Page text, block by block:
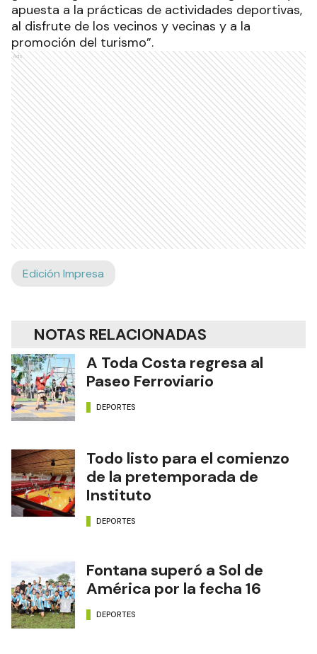
apuesta a la prácticas de actividades deportivas,
al disfrute de los vecinos y vecinas y a la
promoción del turismo”.
Ads
Edición Impresa
NOTAS RELACIONADAS
A Toda Costa regresa al
Paseo Ferroviario
DEPORTES
Todo listo para el comienzo
de la pretemporada de
Instituto
DEPORTES
Fontana superó a Sol de
América por la fecha 16
DEPORTES